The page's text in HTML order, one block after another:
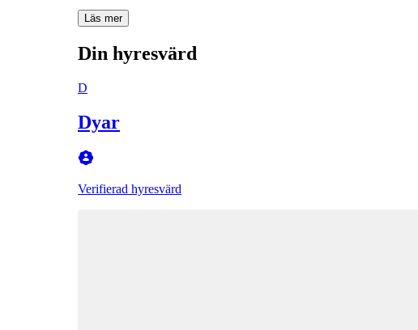
Läs mer
Din hyresvärd
D
Dyar
Verifierad hyresvärd